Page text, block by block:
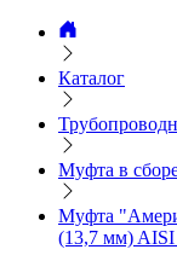
Каталог
Муфта в
Муфта
(13,7 мм) AISI